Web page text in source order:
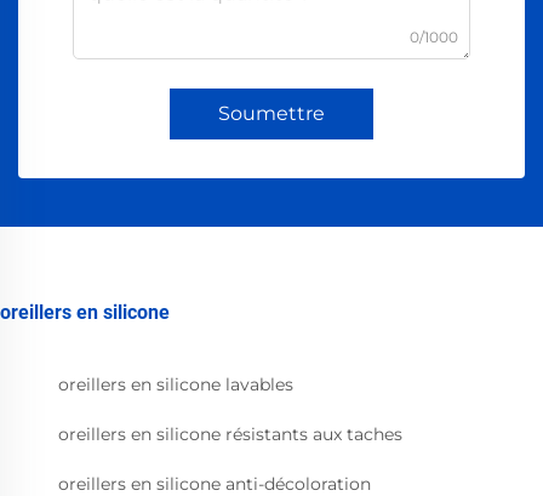
0/1000
Soumettre
oreillers en silicone
oreillers en silicone lavables
oreillers en silicone résistants aux taches
oreillers en silicone anti-décoloration